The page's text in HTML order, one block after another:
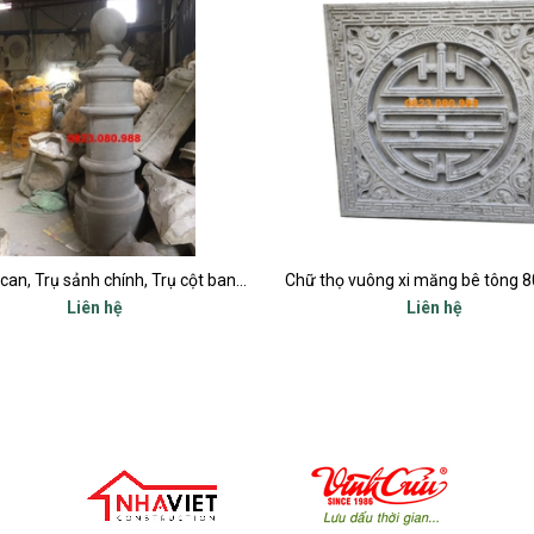
Liên hệ
Liên hệ